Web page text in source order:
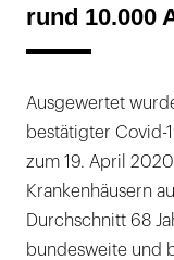
rund 10.000
Ausgewertet
bestätigter Covid-
zum 19. April
Krankenhäusern
Durchschnitt 68
bundesweite und